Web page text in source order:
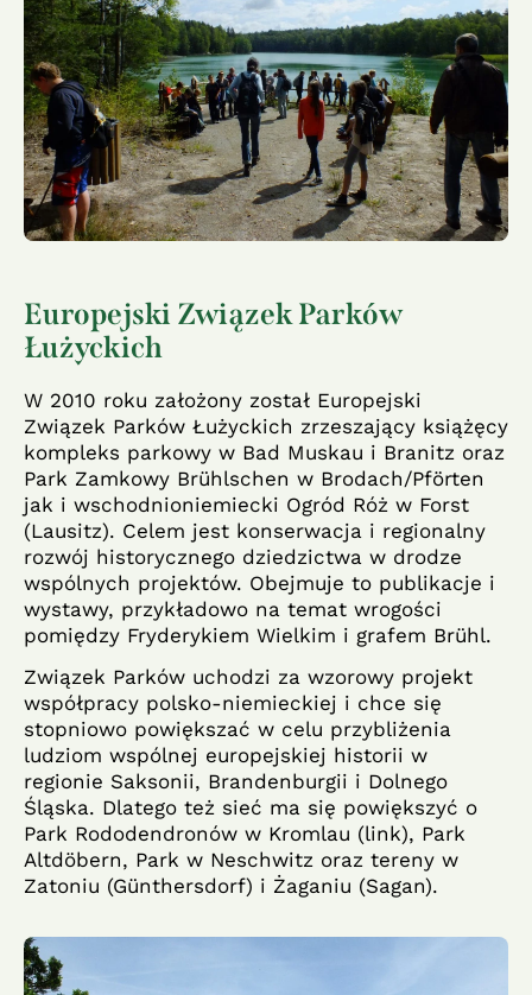
Europejski Związek Parków
Łużyckich
W 2010 roku założony został Europejski
Związek Parków Łużyckich zrzeszający książęcy
kompleks parkowy w Bad Muskau i Branitz oraz
Park Zamkowy Brühlschen w Brodach/Pförten
jak i wschodnioniemiecki Ogród Róż w Forst
(Lausitz). Celem jest konserwacja i regionalny
rozwój historycznego dziedzictwa w drodze
wspólnych projektów. Obejmuje to publikacje i
wystawy, przykładowo na temat wrogości
pomiędzy Fryderykiem Wielkim i grafem Brühl.
Związek Parków uchodzi za wzorowy projekt
współpracy polsko-niemieckiej i chce się
stopniowo powiększać w celu przybliżenia
ludziom wspólnej europejskiej historii w
regionie Saksonii, Brandenburgii i Dolnego
Śląska. Dlatego też sieć ma się powiększyć o
Park Rododendronów w Kromlau (link), Park
Altdöbern, Park w Neschwitz oraz tereny w
Zatoniu (Günthersdorf) i Żaganiu (Sagan).